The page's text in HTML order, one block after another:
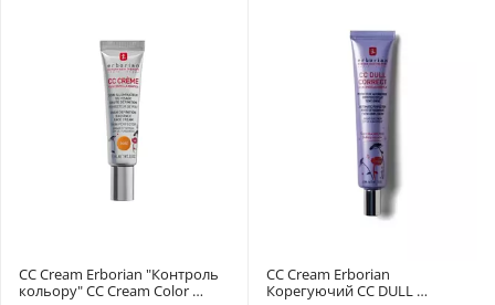
СС Cream Erborian "Контроль
кольору" CC Cream Color
СС Cream Erborian
Корегуючий CC DULL